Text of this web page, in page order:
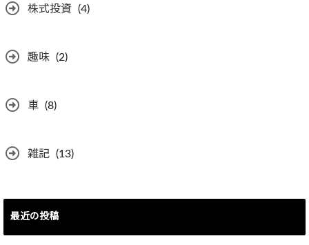
株式投資 (4)
趣味 (2)
車 (8)
雑記 (13)
最近の投稿